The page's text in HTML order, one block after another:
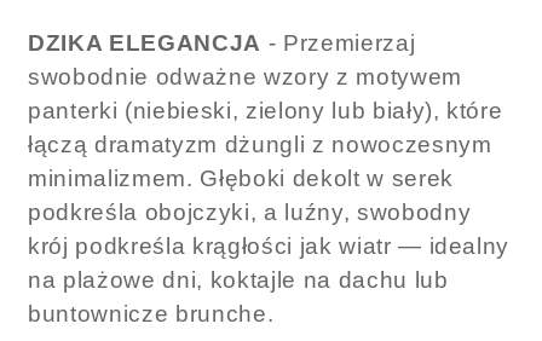
DZIKA ELEGANCJA - Przemierzaj
swobodnie odważne wzory z motywem
panterki (niebieski, zielony lub biały), które
łączą dramatyzm dżungli z nowoczesnym
minimalizmem. Głęboki dekolt w serek
podkreśla obojczyki, a luźny, swobodny
krój podkreśla krągłości jak wiatr — idealny
na plażowe dni, koktajle na dachu lub
buntownicze brunche.